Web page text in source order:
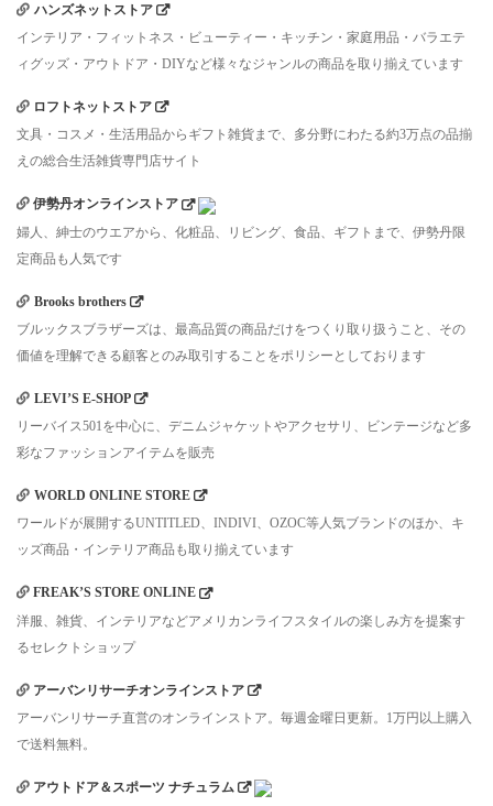
ハンズネットストア
インテリア・フィットネス・ビューティー・キッチン・家庭用品・バラエテ
ィグッズ・アウトドア・DIYなど様々なジャンルの商品を取り揃えています
ロフトネットストア
文具・コスメ・生活用品からギフト雑貨まで、多分野にわたる約3万点の品揃
えの総合生活雑貨専門店サイト
伊勢丹オンラインストア
婦人、紳士のウエアから、化粧品、リビング、食品、ギフトまで、伊勢丹限
定商品も人気です
Brooks brothers
ブルックスブラザーズは、最高品質の商品だけをつくり取り扱うこと、その
価値を理解できる顧客とのみ取引することをポリシーとしております
LEVI’S E-SHOP
リーバイス501を中心に、デニムジャケットやアクセサリ、ビンテージなど多
彩なファッションアイテムを販売
WORLD ONLINE STORE
ワールドが展開するUNTITLED、INDIVI、OZOC等人気ブランドのほか、キ
ッズ商品・インテリア商品も取り揃えています
FREAK’S STORE ONLINE
洋服、雑貨、インテリアなどアメリカンライフスタイルの楽しみ方を提案す
るセレクトショップ
アーバンリサーチオンラインストア
アーバンリサーチ直営のオンラインストア。毎週金曜日更新。1万円以上購入
で送料無料。
アウトドア＆スポーツ ナチュラム